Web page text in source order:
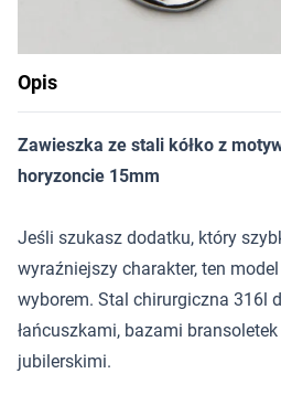
Opis
Zawieszka ze stali kółko z
horyzoncie 15mm
Jeśli szukasz dodatku, który
wyraźniejszy charakter, ten
wyborem. Stal chirurgiczna 316l
łańcuszkami, bazami
jubilerskimi.